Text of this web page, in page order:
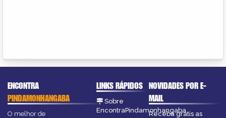
ENCONTRA
PINDAMONHANGABA
O melhor de
LINKS RÁPIDOS
Sobre
EncontraPindamonhangaba
NOVIDADES POR E-
MAIL
Receba grátis as